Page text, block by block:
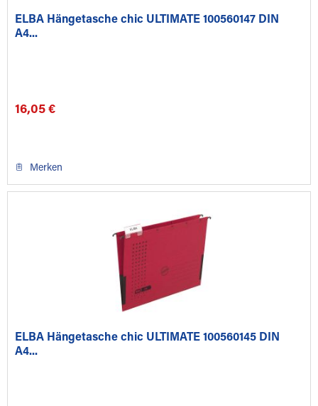
ELBA Hängetasche chic ULTIMATE 100560147 DIN
A4...
16,05 €
Merken
ELBA Hängetasche chic ULTIMATE 100560145 DIN
A4...